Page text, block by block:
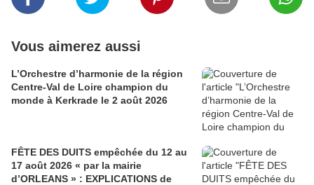
Vous aimerez aussi
L’Orchestre d’harmonie de la région
Centre-Val de Loire champion du
monde à Kerkrade le 2 août 2026
FÊTE DES DUITS empêchée du 12 au
17 août 2026 « par la mairie
d’ORLEANS » : EXPLICATIONS de